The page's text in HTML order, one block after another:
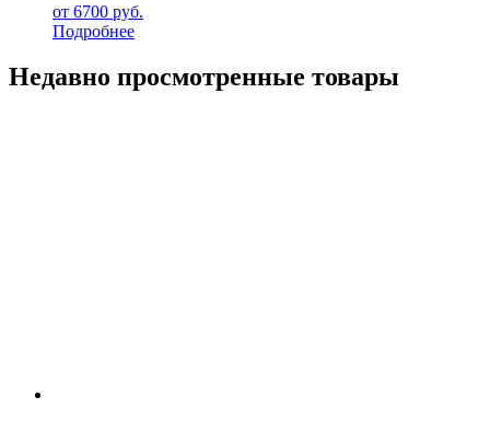
от 6700 руб.
Подробнее
Недавно просмотренные товары